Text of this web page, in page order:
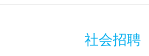
社会招聘